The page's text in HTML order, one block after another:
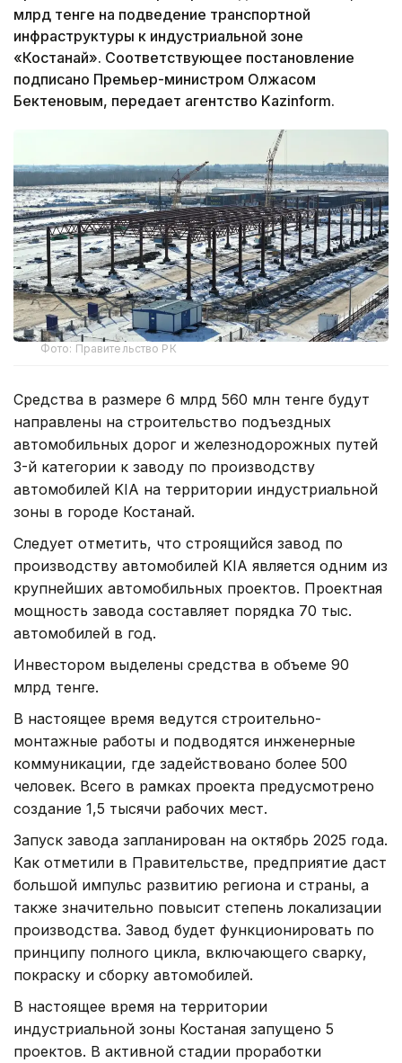
млрд тенге на подведение транспортной
инфраструктуры к индустриальной зоне
«Костанай». Соответствующее постановление
подписано Премьер-министром Олжасом
Бектеновым, передает агентство Kazinform.
Фото: Правительство РК
Средства в размере 6 млрд 560 млн тенге будут
направлены на строительство подъездных
автомобильных дорог и железнодорожных путей
3-й категории к заводу по производству
автомобилей KIA на территории индустриальной
зоны в городе Костанай.
Следует отметить, что строящийся завод по
производству автомобилей KIA является одним из
крупнейших автомобильных проектов. Проектная
мощность завода составляет порядка 70 тыс.
автомобилей в год.
Инвестором выделены средства в объеме 90
млрд тенге.
В настоящее время ведутся строительно-
монтажные работы и подводятся инженерные
коммуникации, где задействовано более 500
человек. Всего в рамках проекта предусмотрено
создание 1,5 тысячи рабочих мест.
Запуск завода запланирован на октябрь 2025 года.
Как отметили в Правительстве, предприятие даст
большой импульс развитию региона и страны, а
также значительно повысит степень локализации
производства. Завод будет функционировать по
принципу полного цикла, включающего сварку,
покраску и сборку автомобилей.
В настоящее время на территории
индустриальной зоны Костаная запущено 5
проектов. В активной стадии проработки